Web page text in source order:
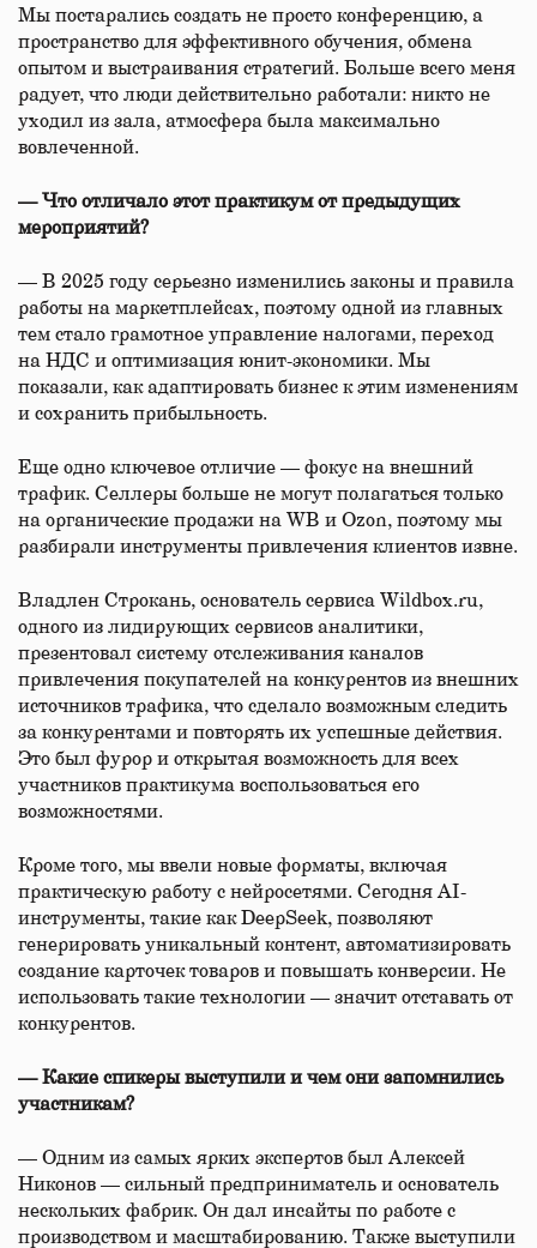
Мы постарались создать не просто конференцию, а
пространство для эффективного обучения, обмена
опытом и выстраивания стратегий. Больше всего меня
радует, что люди действительно работали: никто не
уходил из зала, атмосфера была максимально
вовлеченной.
— Что отличало этот практикум от предыдущих
мероприятий?
— В 2025 году серьезно изменились законы и правила
работы на маркетплейсах, поэтому одной из главных
тем стало грамотное управление налогами, переход
на НДС и оптимизация юнит-экономики. Мы
показали, как адаптировать бизнес к этим изменениям
и сохранить прибыльность.
Еще одно ключевое отличие — фокус на внешний
трафик. Селлеры больше не могут полагаться только
на органические продажи на WB и Ozon, поэтому мы
разбирали инструменты привлечения клиентов извне.
Владлен Строкань, основатель сервиса Wildbox.ru,
одного из лидирующих сервисов аналитики,
презентовал систему отслеживания каналов
привлечения покупателей на конкурентов из внешних
источников трафика, что сделало возможным следить
за конкурентами и повторять их успешные действия.
Это был фурор и открытая возможность для всех
участников практикума воспользоваться его
возможностями.
Кроме того, мы ввели новые форматы, включая
практическую работу с нейросетями. Сегодня AI-
инструменты, такие как DeepSeek, позволяют
генерировать уникальный контент, автоматизировать
создание карточек товаров и повышать конверсии. Не
использовать такие технологии — значит отставать от
конкурентов.
— Какие спикеры выступили и чем они запомнились
участникам?
— Одним из самых ярких экспертов был Алексей
Никонов — сильный предприниматель и основатель
нескольких фабрик. Он дал инсайты по работе с
производством и масштабированию. Также выступили